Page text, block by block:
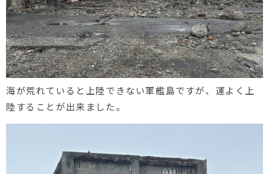
海が荒れていると上陸できない軍艦島ですが、運よく上
陸することが出来ました。